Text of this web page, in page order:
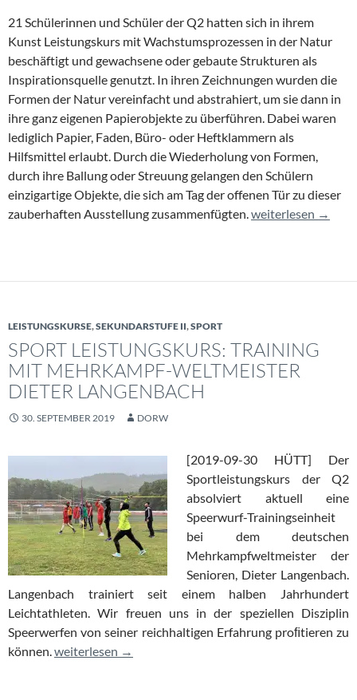
21 Schülerinnen und Schüler der Q2 hatten sich in ihrem
Kunst Leistungskurs mit Wachstumsprozessen in der Natur
beschäftigt und gewachsene oder gebaute Strukturen als
Inspirationsquelle genutzt. In ihren Zeichnungen wurden die
Formen der Natur vereinfacht und abstrahiert, um sie dann in
ihre ganz eigenen Papierobjekte zu überführen. Dabei waren
lediglich Papier, Faden, Büro- oder Heftklammern als
Hilfsmittel erlaubt. Durch die Wiederholung von Formen,
durch ihre Ballung oder Streuung gelangen den Schülern
einzigartige Objekte, die sich am Tag der offenen Tür zu dieser
zauberhaften Ausstellung zusammenfügten.Ausstellung des
weiterlesen →
LEISTUNGSKURSE,SEKUNDARSTUFE II,SPORT
SPORT LEISTUNGSKURS: TRAINING
MIT MEHRKAMPF-WELTMEISTER
DIETER LANGENBACH
30. SEPTEMBER 2019 DORW
[2019-09-30 HÜTT] Der
Sportleistungskurs der Q2
absolviert aktuell eine
Speerwurf-Trainingseinheit
bei dem deutschen
Mehrkampfweltmeister der
Senioren, Dieter Langenbach.
Langenbach trainiert seit einem halben Jahrhundert
Leichtathleten. Wir freuen uns in der speziellen Disziplin
Speerwerfen von seiner reichhaltigen Erfahrung proﬁtieren zu
können.Sport Leistungskurs: Training mit Mehrkampf-
weiterlesen →